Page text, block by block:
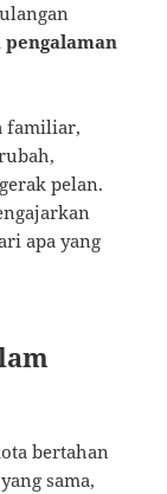
pengalaman
familiar,
pelan.
apa yang
bertahan
sama,